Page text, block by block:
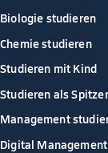
Biologie studieren
Chemie studieren
Studieren mit Kind
Studieren als
Management
Digital